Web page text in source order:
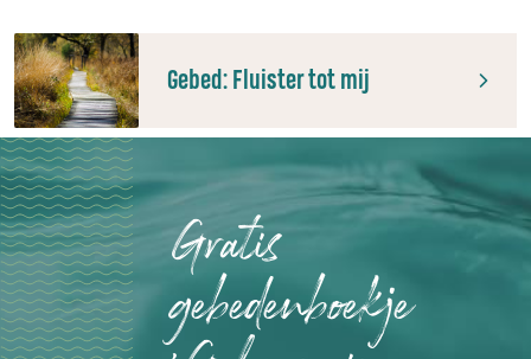
Gebed: Fluister tot mij
Gratis
gebedenboekje